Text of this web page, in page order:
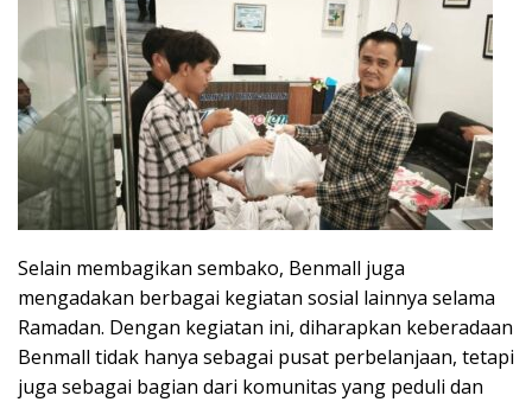
Selain membagikan sembako, Benmall juga
mengadakan berbagai kegiatan sosial lainnya selama
Ramadan. Dengan kegiatan ini, diharapkan keberadaan
Benmall tidak hanya sebagai pusat perbelanjaan, tetapi
juga sebagai bagian dari komunitas yang peduli dan